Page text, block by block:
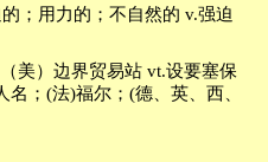
；用力的；不自然的 v.强迫
美）边界贸易站 vt.设要塞保
名；(法)福尔；(德、英、西、